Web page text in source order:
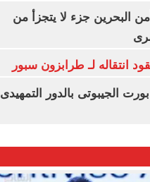
البحرين جزء لا يتجزأ من
انتقاله لـ طرابزون سبور
الجيبوتى بالدور التمهيدى